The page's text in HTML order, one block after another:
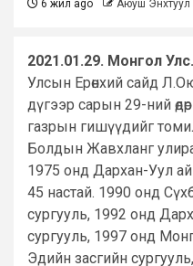
6 жил ago Аюуш Энхтуул
2021.01.29. Монгол
Улсын Ерөнхий сайд
дүгээр сарын 29-ний
газрын гишүүдийг
Болдын Жавхланг
1975 онд Дархан-Уул
45 настай. 1990 онд
сургууль, 1992 онд
сургууль, 1997 онд
Эдийн засгийн